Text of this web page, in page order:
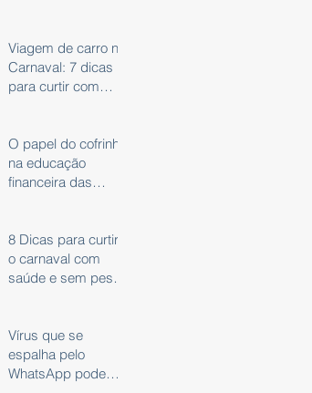
Viagem de carro no
Carnaval: 7 dicas
para curtir com
O papel do cofrinho
na educação
financeira das
8 Dicas para curtir
o carnaval com
saúde e sem peso
Vírus que se
espalha pelo
WhatsApp pode